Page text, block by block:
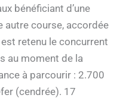
bénéficiant d’une
autre course, accordée
est retenu le concurrent
au moment de la
à parcourir : 2.700
(cendrée). 17